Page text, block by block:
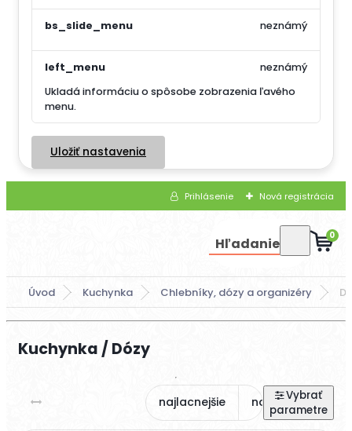
bs_slide_menu neznámý
left_menu
Ukladá informáciu o spôsobe zobrazenia ľavého
menu.
neznámý
Uložiť nastavenia
Prihlásenie Nová registrácia
Hľadanie 0
Úvod Kuchynka Chlebníky, dózy a organizéry
Kuchynka / Dózy
najlacnejšie najdrahšie